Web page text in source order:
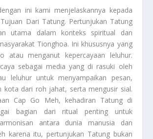
ini kami menjelaskannya kepada
Tujuan Dari Tatung. Pertunjukan Tatung
utama dalam konteks spiritual dan
Tionghoa. Ini khususnya yang
atau menganut kepercayaan leluhur.
sebagai media yang di rasuki oleh
leluhur untuk menyampaikan pesan,
kota dari roh jahat, serta mengusir sial.
Cap Go Meh, kehadiran Tatung di
bagian dari ritual penting untuk
antara dunia manusia dan
karena itu, pertunjukan Tatung bukan